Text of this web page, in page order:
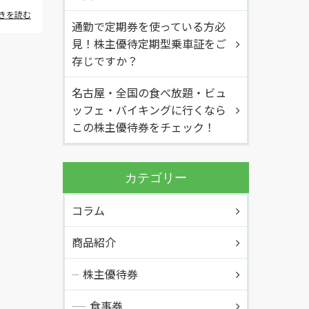
を読む
通勤で定期券を使っている方必
見！株主優待定期型乗車証をご
存じですか？
名古屋・全国の食べ放題・ビュ
ッフェ・バイキングに行くなら
この株主優待券をチェック！
カテゴリー
コラム
商品紹介
株主優待券
食事券